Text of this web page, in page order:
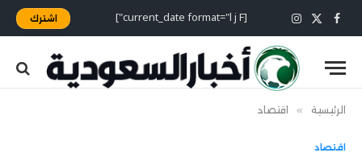
فيسبوك
X
(Twitter)
الانستغرام [current_date format="l j F"] اشترك
الرئيسية » اقتصاد
اقتصاد